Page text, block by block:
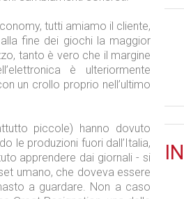
tutti amiamo il cliente,
fine dei giochi la maggior
tanto è vero che il margine
è ulteriormente
un crollo proprio nell’ultimo
piccole) hanno dovuto
le produzioni fuori dall’Italia,
apprendere dai giornali - si
umano, che doveva essere
a guardare. Non a caso
IN